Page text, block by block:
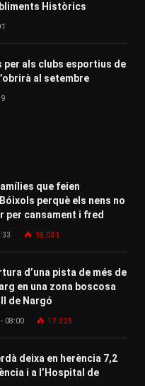
Històrics
per als clubs esportius de
al setembre
que feien
perquè els nens no
per cansament i fred
18.031
d’una pista de més de
en una zona boscosa
de Nargó
- 08:00 17.225
deixa en herència 7,2
i a l’Hospital de